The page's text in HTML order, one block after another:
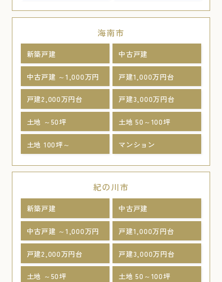
海南市
新築戸建 中古戸建
中古戸建 ～1,000万円 戸建1,000万円台
戸建2,000万円台 戸建3,000万円台
土地 ～50坪 土地 50～100坪
土地 100坪～ マンション
紀の川市
新築戸建 中古戸建
中古戸建 ～1,000万円 戸建1,000万円台
戸建2,000万円台 戸建3,000万円台
土地 ～50坪 土地 50～100坪